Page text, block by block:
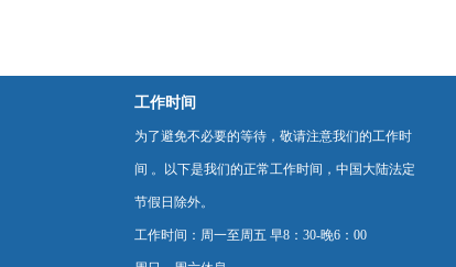
工作时间
为了避免不必要的等待，敬请注意我们的工作时
间 。以下是我们的正常工作时间，中国大陆法定
节假日除外。
工作时间：周一至周五 早8：30-晚6：00